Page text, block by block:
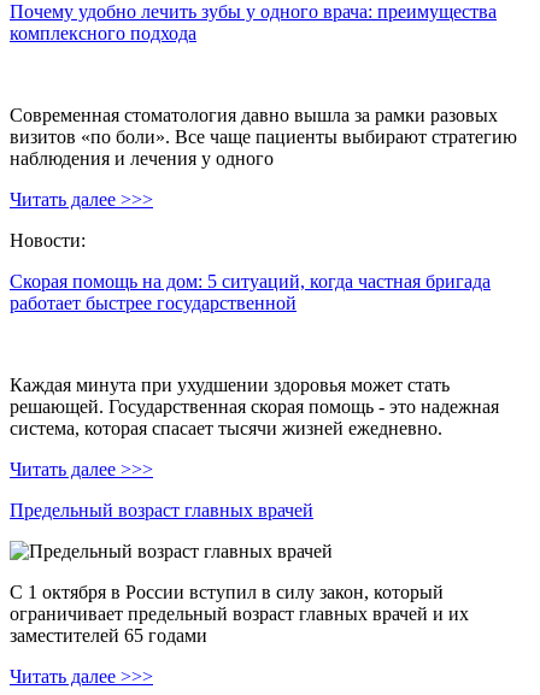
Почему удобно лечить зубы у одного врача: преимущества
комплексного подхода
Современная стоматология давно вышла за рамки разовых
визитов «по боли». Все чаще пациенты выбирают стратегию
наблюдения и лечения у одного
Читать далее >>>
Новости:
Скорая помощь на дом: 5 ситуаций, когда частная бригада
работает быстрее государственной
Каждая минута при ухудшении здоровья может стать
решающей. Государственная скорая помощь - это надежная
система, которая спасает тысячи жизней ежедневно.
Читать далее >>>
Предельный возраст главных врачей
С 1 октября в России вступил в силу закон, который
ограничивает предельный возраст главных врачей и их
заместителей 65 годами
Читать далее >>>